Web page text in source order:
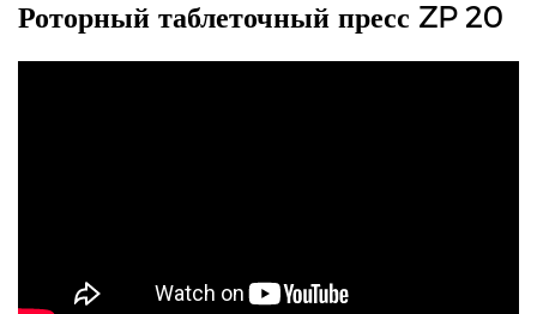
Роторный таблеточный пресс ZP 20